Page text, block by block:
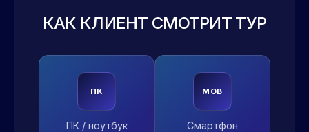
КАК КЛИЕНТ СМОТРИТ ТУР
ПК
ПК / ноутбук
MOB
Смартфон